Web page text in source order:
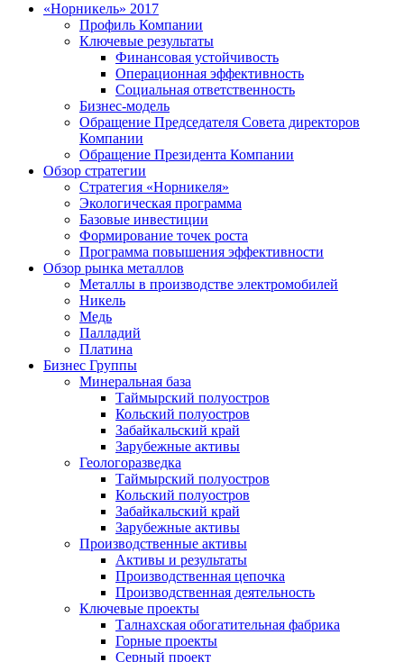
«Норникель» 2017
Профиль Компании
Ключевые результаты
Финансовая устойчивость
Операционная эффективность
Социальная ответственность
Бизнес-модель
Обращение Председателя Совета директоров
Компании
Обращение Президента Компании
Обзор стратегии
Стратегия «Норникеля»
Экологическая программа
Базовые инвестиции
Формирование точек роста
Программа повышения эффективности
Обзор рынка металлов
Металлы в производстве электромобилей
Никель
Медь
Палладий
Платина
Бизнес Группы
Минеральная база
Таймырский полуостров
Кольский полуостров
Забайкальский край
Зарубежные активы
Геологоразведка
Таймырский полуостров
Кольский полуостров
Забайкальский край
Зарубежные активы
Производственные активы
Активы и результаты
Производственная цепочка
Производственная деятельность
Ключевые проекты
Талнахская обогатительная фабрика
Горные проекты
Серный проект